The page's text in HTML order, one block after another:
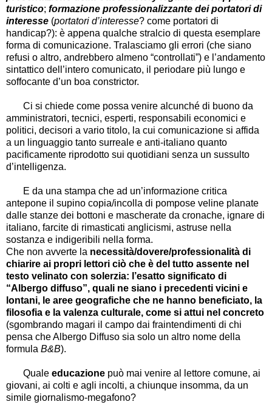
turistico; formazione professionalizzante dei portatori di
interesse (portatori d’interesse? come portatori di
handicap?): è appena qualche stralcio di questa esemplare
forma di comunicazione. Tralasciamo gli errori (che siano
refusi o altro, andrebbero almeno “controllati”) e l’andamento
sintattico dell’intero comunicato, il periodare più lungo e
soffocante d’un boa constrictor.
Ci si chiede come possa venire alcunché di buono da
amministratori, tecnici, esperti, responsabili economici e
politici, decisori a vario titolo, la cui comunicazione si affida
a un linguaggio tanto surreale e anti-italiano quanto
pacificamente riprodotto sui quotidiani senza un sussulto
d’intelligenza.
E da una stampa che ad un’informazione critica
antepone il supino copia/incolla di pompose veline planate
dalle stanze dei bottoni e mascherate da cronache, ignare di
italiano, farcite di rimasticati anglicismi, astruse nella
sostanza e indigeribili nella forma.
Che non avverte la necessità/dovere/professionalità di
chiarire ai propri lettori ciò che è del tutto assente nel
testo velinato con solerzia: l’esatto significato di
“Albergo diffuso”, quali ne siano i precedenti vicini e
lontani, le aree geografiche che ne hanno beneficiato, la
filosofia e la valenza culturale, come si attui nel concreto
(sgombrando magari il campo dai fraintendimenti di chi
pensa che Albergo Diffuso sia solo un altro nome della
formula B&B).
Quale educazione può mai venire al lettore comune, ai
giovani, ai colti e agli incolti, a chiunque insomma, da un
simile giornalismo-megafono?